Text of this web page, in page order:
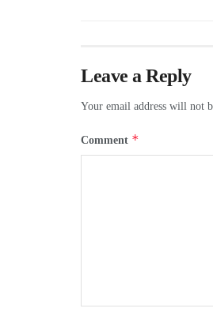
Leave a Reply
Your email address will not
Comment *